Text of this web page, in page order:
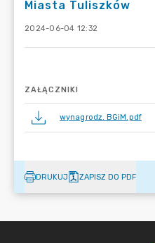
Miasta Tuliszków
2024-06-04 12:32
ZAŁĄCZNIKI
wynagrodz. BGiM.pdf
DRUKUJ ZAPISZ DO PDF